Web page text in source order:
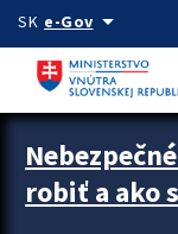
Preskocit na hlavný
SK e-Govarrow_drop_down
Zastavit automatický
robiť a ako